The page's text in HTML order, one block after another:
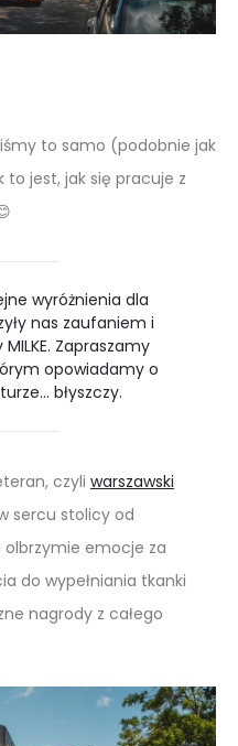
to samo (podobnie jak
jest, jak się pracuje z
wyróżnienia dla
nas zaufaniem i
Zapraszamy
opowiadamy o
błyszczy.
czyli warszawski
sercu stolicy od
emocje za
do wypełniania tkanki
nagrody z całego